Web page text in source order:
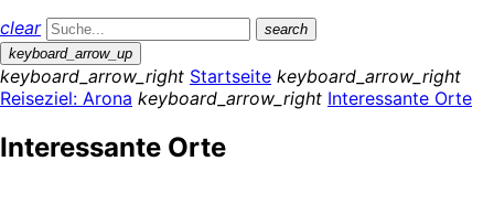
clear
search
keyboard_arrow_up
keyboard_arrow_right Startseite keyboard_arrow_right
Reiseziel: Arona keyboard_arrow_right Interessante Orte
Interessante Orte